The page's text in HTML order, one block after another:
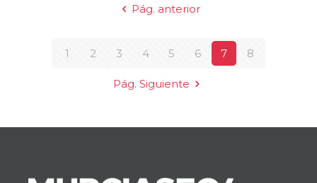
Pág. anterior
1 2 3 4 5 6 7 8
Pág. Siguiente